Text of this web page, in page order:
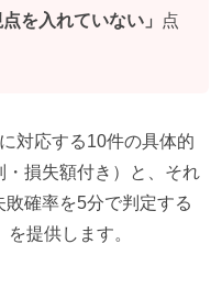
を入れていない」
点
対応する10件の具体的
損失額付き）と、それ
確率を5分で判定する
提供します。